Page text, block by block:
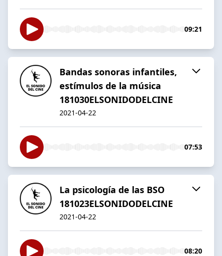
09:21
Bandas sonoras infantiles,
estímulos de la música
181030ELSONIDODELCINE
2021-04-22
07:53
La psicología de las BSO
181023ELSONIDODELCINE
2021-04-22
08:20